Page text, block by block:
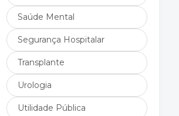
Saúde Mental
Segurança Hospitalar
Transplante
Urologia
Utilidade Pública